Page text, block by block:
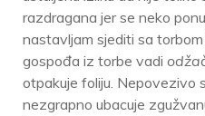
razdragana jer se neko
nastavljam sjediti sa torbom
gospođa iz torbe vadi
otpakuje foliju. Nepovezivo
nezgrapno ubacuje